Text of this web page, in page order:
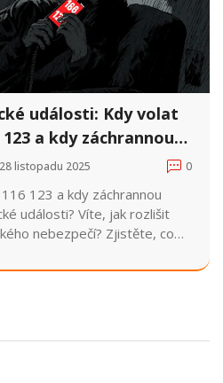
události: Kdy volat
a kdy záchrannou
28 listopadu 2025 0
123 a kdy záchrannou
události? Víte, jak rozlišit
nebezpečí? Zjistěte, co